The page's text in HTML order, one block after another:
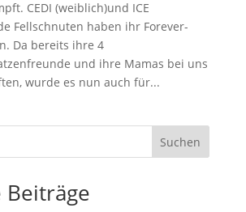
CEDI (weiblich)und ICE
Fellschnuten haben ihr Forever-
Da bereits ihre 4
und ihre Mamas bei uns
wurde es nun auch für...
Suchen
Beiträge